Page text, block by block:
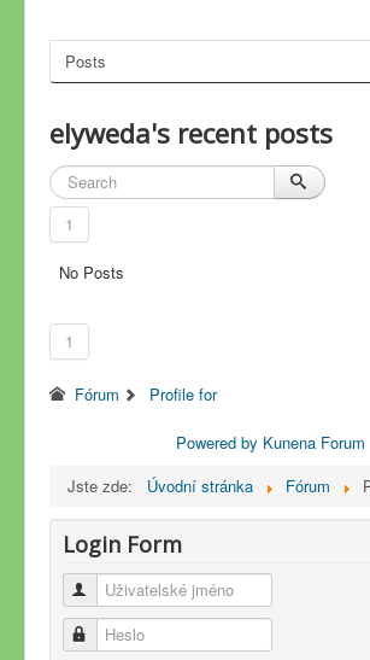
Posts
elyweda's recent posts
1
No Posts
1
Fórum Profile for
Powered by Kunena Forum
Jste zde:
Úvodní stránka Fórum
Login Form
Uživatelské jméno
Heslo